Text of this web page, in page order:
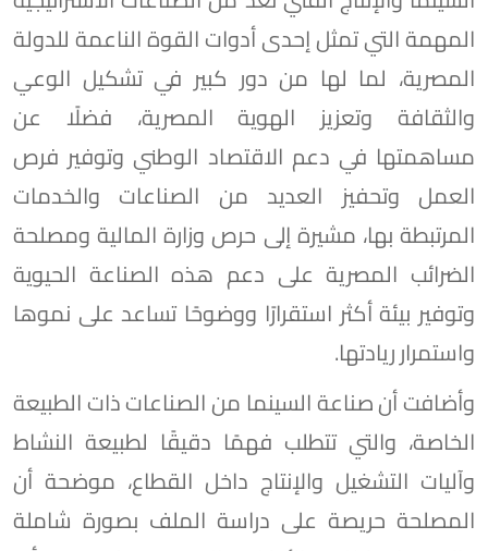
المهمة التي تمثل إحدى أدوات القوة الناعمة للدولة
المصرية، لما لها من دور كبير في تشكيل الوعي
والثقافة وتعزيز الهوية المصرية، فضلًا عن
مساهمتها في دعم الاقتصاد الوطني وتوفير فرص
العمل وتحفيز العديد من الصناعات والخدمات
المرتبطة بها، مشيرة إلى حرص وزارة المالية ومصلحة
الضرائب المصرية على دعم هذه الصناعة الحيوية
وتوفير بيئة أكثر استقرارًا ووضوحًا تساعد على نموها
واستمرار ريادتها.
وأضافت أن صناعة السينما من الصناعات ذات الطبيعة
الخاصة، والتي تتطلب فهمًا دقيقًا لطبيعة النشاط
وآليات التشغيل والإنتاج داخل القطاع، موضحة أن
المصلحة حريصة على دراسة الملف بصورة شاملة